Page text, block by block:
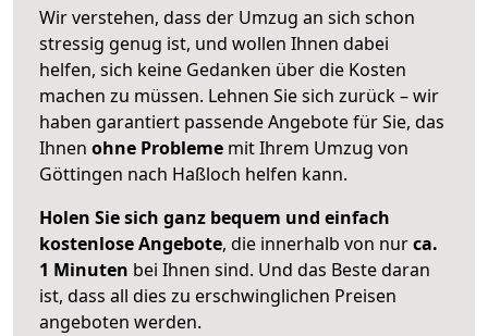
Wir verstehen, dass der Umzug an sich schon
stressig genug ist, und wollen Ihnen dabei
helfen, sich keine Gedanken über die Kosten
machen zu müssen. Lehnen Sie sich zurück – wir
haben garantiert passende Angebote für Sie, das
Ihnen ohne Probleme mit Ihrem Umzug von
Göttingen nach Haßloch helfen kann.
Holen Sie sich ganz bequem und einfach
kostenlose Angebote, die innerhalb von nurca.
1 Minuten bei Ihnen sind. Und das Beste daran
ist, dass all dies zu erschwinglichen Preisen
angeboten werden.